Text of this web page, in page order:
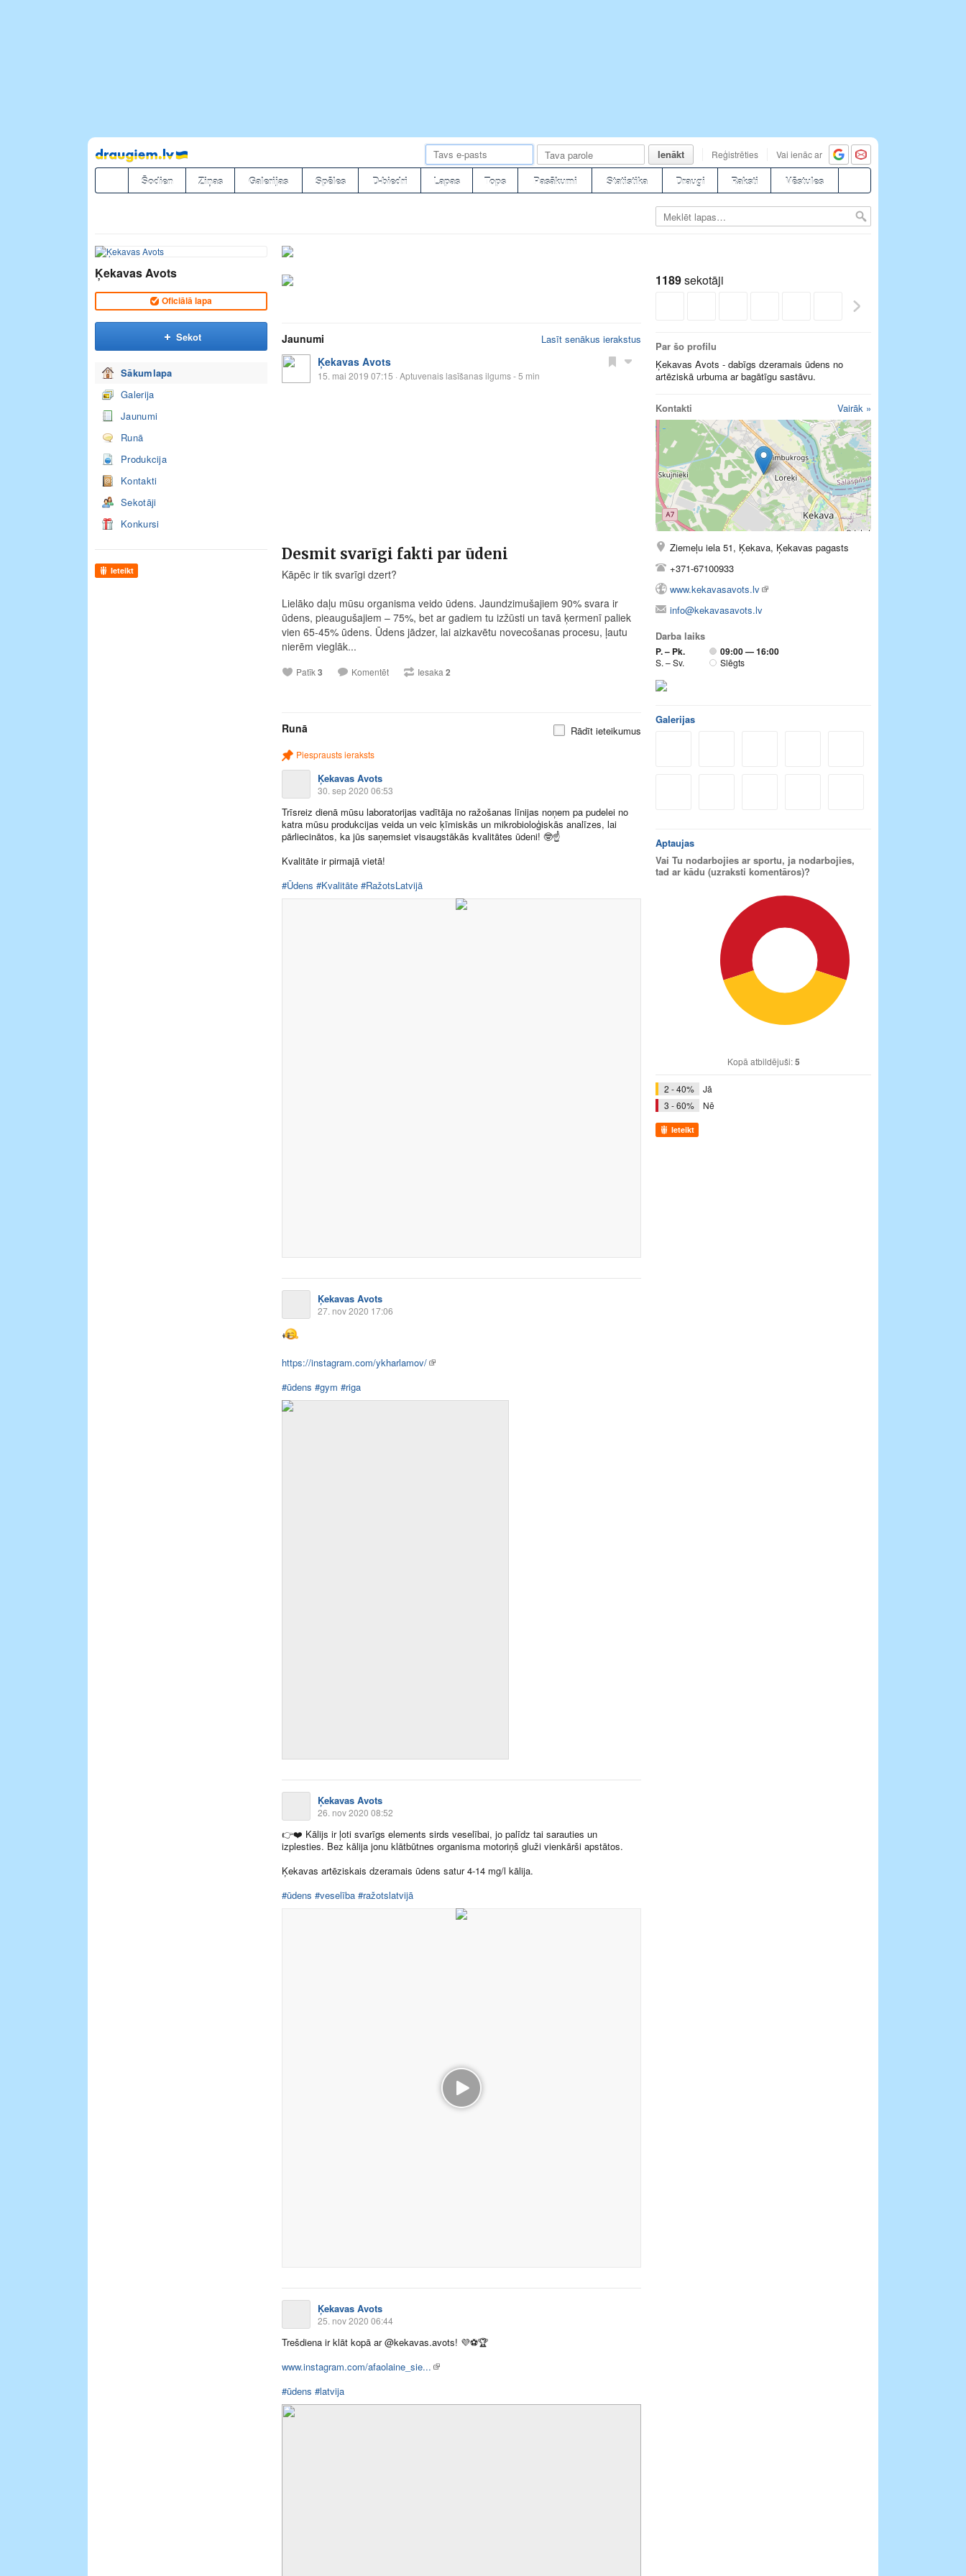
Pāriet
uz
saturu
Ienākt Reģistrēties Vai ienāc ar
Šodien Ziņas Galerijas Spēles D-biedri Lapas Tops Pasākumi Statistika Draugi Raksti Vēstules
Ķekavas Avots
Oficiālā lapa
Sekot
Sākumlapa
Galerija
Jaunumi
Runā
Produkcija
Kontakti
Sekotāji
Konkursi
Ieteikt
Jaunumi Lasīt senākus ierakstus
Ķekavas Avots
15. mai 2019 07:15 · Aptuvenais lasīšanas ilgums - 5 min
Desmit svarīgi fakti par ūdeni
Kāpēc ir tik svarīgi dzert?
Lielāko daļu mūsu organisma veido ūdens. Jaundzimušajiem 90% svara ir
ūdens, pieaugušajiem – 75%, bet ar gadiem tu izžūsti un tavā ķermenī paliek
vien 65-45% ūdens. Ūdens jādzer, lai aizkavētu novecošanas procesu, ļautu
nierēm vieglāk...
Patīk3 Komentēt Iesaka 2
Runā Rādīt ieteikumus
Piesprausts ieraksts
Ķekavas Avots
30. sep 2020 06:53
Trīsreiz dienā mūsu laboratorijas vadītāja no ražošanas līnijas noņem pa pudelei no
katra mūsu produkcijas veida un veic ķīmiskās un mikrobioloģiskās analīzes, lai
pārliecinātos, ka jūs saņemsiet visaugstākās kvalitātes ūdeni! 🤓☝️
Kvalitāte ir pirmajā vietā!
#Ūdens #Kvalitāte #RažotsLatvijā
Ķekavas Avots
27. nov 2020 17:06
https://instagram.com/ykharlamov/
#ūdens #gym #riga
Ķekavas Avots
26. nov 2020 08:52
👉❤️ Kālijs ir ļoti svarīgs elements sirds veselībai, jo palīdz tai sarauties un
izplesties. Bez kālija jonu klātbūtnes organisma motoriņš gluži vienkārši apstātos.
Ķekavas artēziskais dzeramais ūdens satur 4-14 mg/l kālija.
#ūdens #veselība #ražotslatvijā
Ķekavas Avots
25. nov 2020 06:44
Trešdiena ir klāt kopā ar @kekavas.avots! 💜⚽🏆
www.instagram.com/afaolaine_sie...
#ūdens #latvija
1189sekotāji
Par šo profilu
Ķekavas Avots - dabīgs dzeramais ūdens no
artēziskā urbuma ar bagātīgu sastāvu.
Kontakti Vairāk »
Ziemeļu iela 51, Ķekava, Ķekavas pagasts
+371-67100933
www.kekavasavots.lv
info@kekavasavots.lv
Darba laiks
P. – Pk. 09:00 — 16:00
S. – Sv. Slēgts
Galerijas
Aptaujas
Vai Tu nodarbojies ar sportu, ja nodarbojies,
tad ar kādu (uzraksti komentāros)?
Kopā atbildējuši:5
2 - 40%
Jā
3 - 60%
Nē
Ieteikt